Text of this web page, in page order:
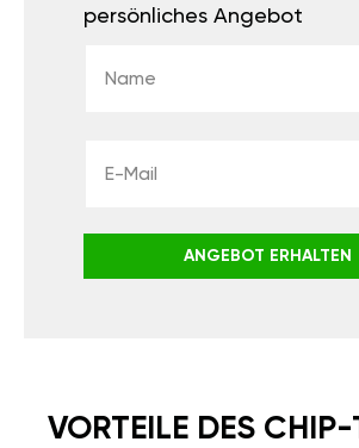
persönliches Angebot
ANGEBOT ERHALTEN
VORTEILE DES